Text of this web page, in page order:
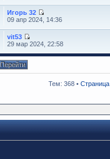
Игорь 32
09 апр 2024, 14:36
vit53
29 мар 2024, 22:58
Тем: 368 • Страница